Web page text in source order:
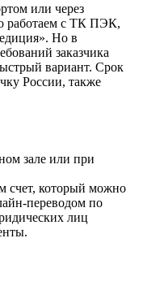
или через
работаем с ТК ПЭК,
Но в
заказчика
вариант. Срок
России, также
зале или при
счет, который можно
переводом по
лиц